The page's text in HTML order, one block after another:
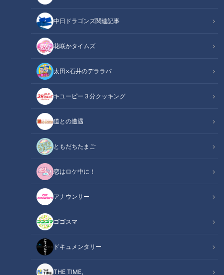
中日ドラゴンズ関連記事
花咲かタイムズ
太田×石井のデララバ
キユーピー３分クッキング
道との遭遇
ともだちたまご
恋はロケ中に！
アナウンサー
ゴゴスマ
ドキュメンタリー
THE TIME,
CBCテレビ me:tone編集部
この記事の画像（全7枚）